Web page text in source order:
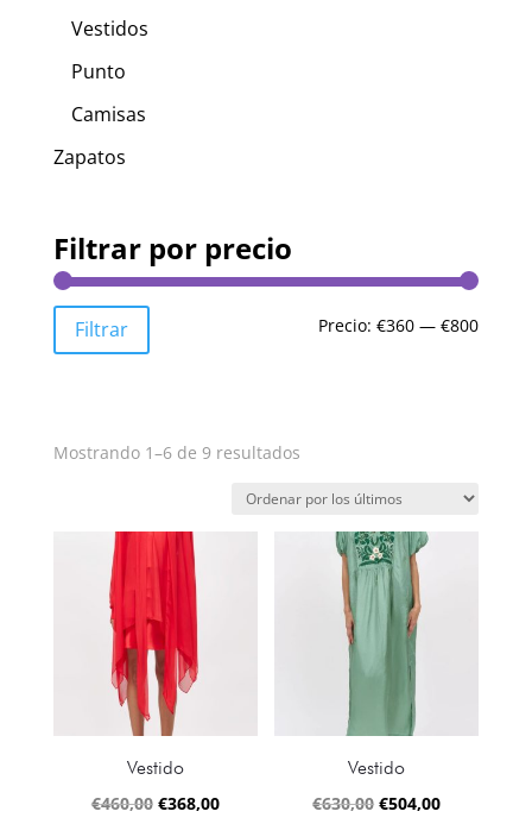
Vestidos
Punto
Camisas
Zapatos
Filtrar por precio
Precio
Precio
Filtrar Precio:€360 —€800
Mostrando 1–6 de 9 resultadosOrdenado
los
últimos
Vestido
€460,00 El
€368,00El
Vestido
€630,00 El
€504,00El